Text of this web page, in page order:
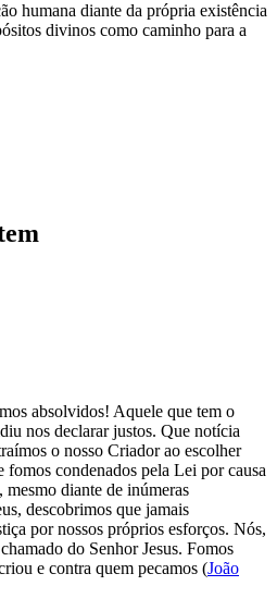
humana diante da própria existência
divinos como caminho para a
absolvidos! Aquele que tem o
nos declarar justos. Que notícia
o nosso Criador ao escolher
fomos condenados pela Lei por causa
mesmo diante de inúmeras
descobrimos que jamais
por nossos próprios esforços. Nós,
do Senhor Jesus. Fomos
e contra quem pecamos (João